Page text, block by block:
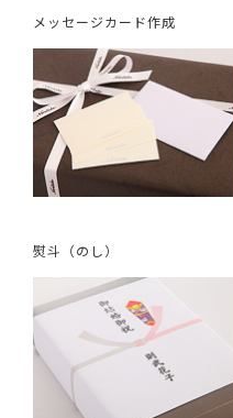
メッセージカード作成
熨斗（のし）